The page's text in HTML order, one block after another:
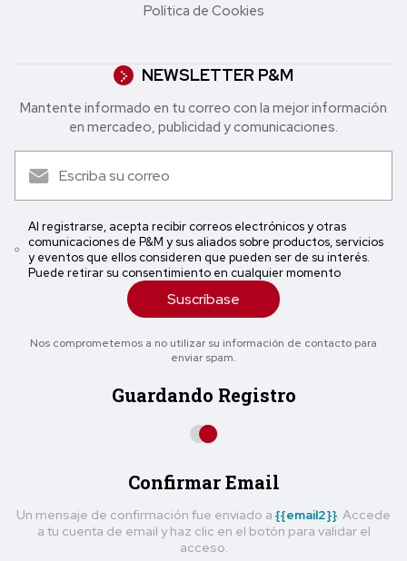
Política de Cookies
NEWSLETTER P&M
Mantente informado en tu correo con la mejor in formación
en mercadeo, publicidad y comunicaciones.
Al registrarse, acepta recibir correos electrónicos y otras
comunicaciones de P&M y sus aliados sobre productos, servicios
y eventos que ellos consideren que pueden ser de su interés.
Puede retirar su consentimiento en cualquier momento
Suscríbase
Nos comprometemos a no utilizar su información de contacto para
enviar spam.
Guardando Registro
Confirmar Email
Un mensaje de confirmación fue enviado a {{email2}} . Accede
a tu cuenta de email y haz clic en el botón para validar el
acceso.